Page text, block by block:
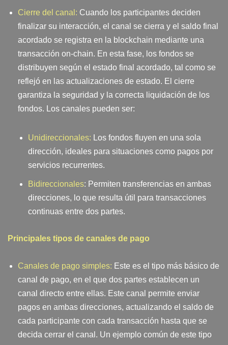
Cierre del canal: Cuando los participantes deciden
finalizar su interacción, el canal se cierra y el saldo final
acordado se registra en la blockchain mediante una
transacción on-chain. En esta fase, los fondos se
distribuyen según el estado final acordado, tal como se
reflejó en las actualizaciones de estado. El cierre
garantiza la seguridad y la correcta liquidación de los
fondos. Los canales pueden ser:
Unidireccionales: Los fondos fluyen en una sola
dirección, ideales para situaciones como pagos por
servicios recurrentes.
Bidireccionales: Permiten transferencias en ambas
direcciones, lo que resulta útil para transacciones
continuas entre dos partes.
Principales tipos de canales de pago
Canales de pago simples: Este es el tipo más básico de
canal de pago, en el que dos partes establecen un
canal directo entre ellas. Este canal permite enviar
pagos en ambas direcciones, actualizando el saldo de
cada participante con cada transacción hasta que se
decida cerrar el canal. Un ejemplo común de este tipo